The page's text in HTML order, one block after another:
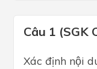
Câu 1 (SGK
Xác định nội